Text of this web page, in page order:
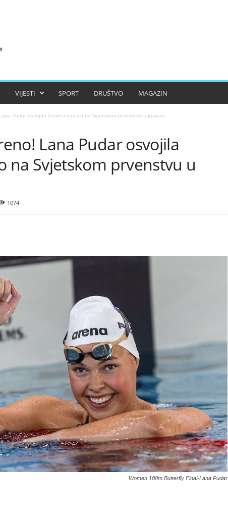
VIJESTI SPORT DRUŠTVO MAGAZIN
Pudar osvojila četvrto mjesto na Svjetskom prvenstvu u Japanu
Lana Pudar osvojila
na Svjetskom prvenstvu u
1074
Women 100m Butterfly Final-Lana Pudar